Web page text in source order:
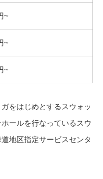
~
~
~
をはじめとするスウォッ
ールを行なっているスウ
地区指定サービスセンタ